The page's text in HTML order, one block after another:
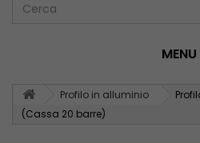
MENU
Profilo in alluminio
(Cassa 20 barre)